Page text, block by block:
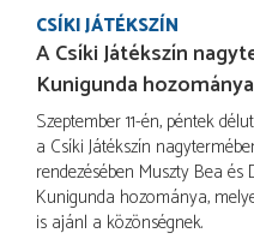
CSÍKI JÁTÉKSZÍN
A Csíki Játékszín
Kunigunda
Szeptember 11-én, péntek
a Csíki Játékszín
rendezésében Muszty Bea
Kunigunda hozománya,
is ajánl a közönségnek.